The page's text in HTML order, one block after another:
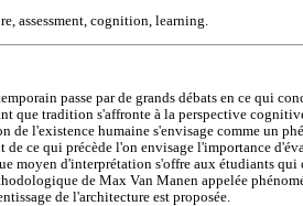
assessment, cognition, learning.
passe par de grands débats en ce qui
que tradition s'affronte à la perspective
de l'existence humaine s'envisage comme un
de ce qui précède l'on envisage l'importance
moyen d'interprétation s'offre aux étudiants
de Max Van Manen appelée
de l'architecture est proposée.